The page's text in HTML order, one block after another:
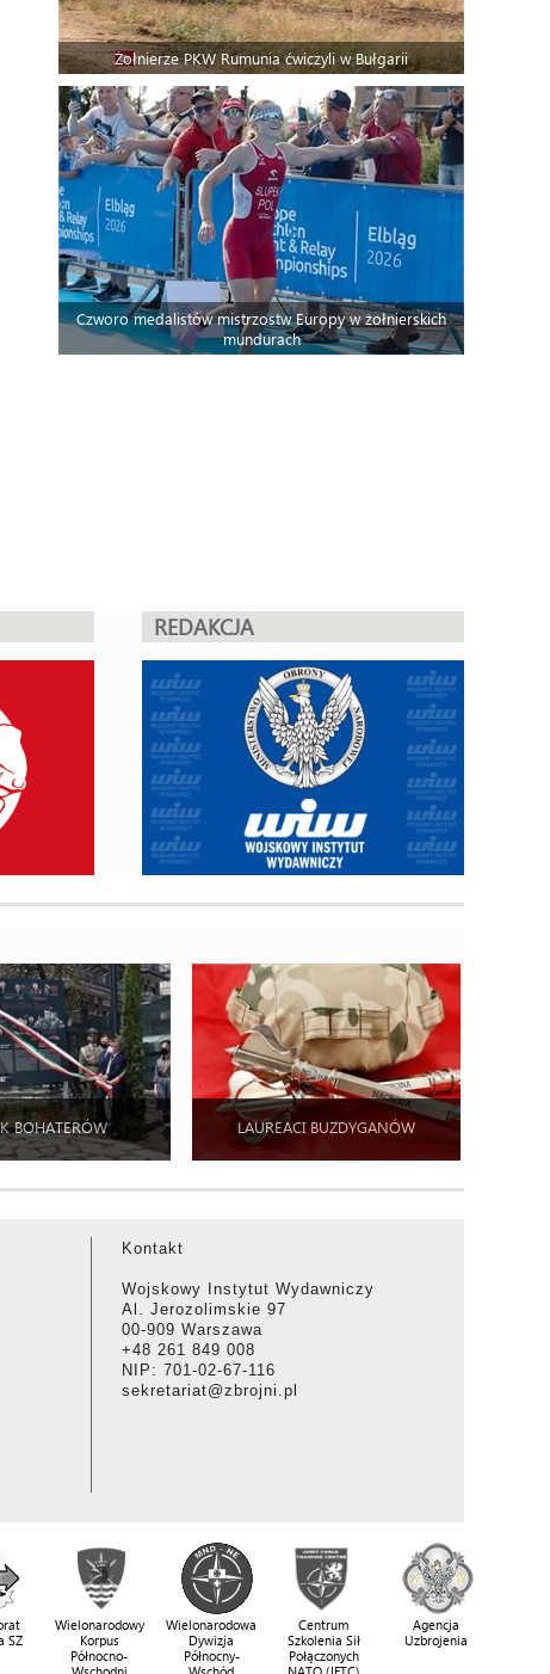
Żołnierze PKW Rumunia ćwiczyli w Bułgarii
Czworo medalistów mistrzostw Europy w żołnierskich
mundurach
REDAKCJA
BOHATERÓW LAUREACI BUZDYGANÓW
Kontakt
Wojskowy Instytut Wydawniczy
Al. Jerozolimskie 97
00-909 Warszawa
+48 261 849 008
NIP: 701-02-67-116
sekretariat@zbrojni.pl
SZ
Wielonarodowy
Korpus
Północno-
Wielonarodowa
Dywizja
Północny-
Centrum
Szkolenia Sił
Połączonych
Agencja
Uzbrojenia